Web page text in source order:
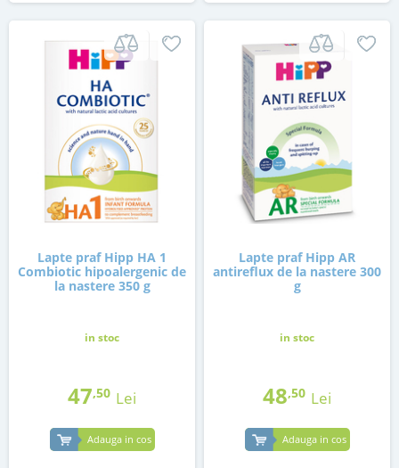
Lapte praf Hipp HA 1
Combiotic hipoalergenic de
la nastere 350 g
in stoc
47,50 Lei
Adauga in cos
Lapte praf Hipp AR
antireflux de la nastere 300
g
in stoc
48,50 Lei
Adauga in cos